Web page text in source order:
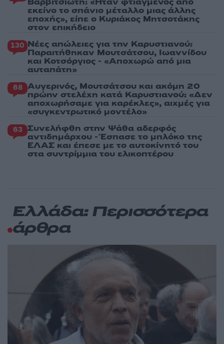
εκείνο το σπάνιο μέταλλο μιας άλλης
εποχής», είπε ο Κυριάκος Μητσοτάκης
στον επικήδειο
130 Νέες απώλειες για την Καρυστιανού:
Παραιτήθηκαν Μουτσάτσου, Ιωαννίδου
και Κοτσόργιος - «Αποχωρώ από μια
αυταπάτη»
68 Αυγερινός, Μουτσάτσου και ακόμη 20
πρώην στελέχη κατά Καρυστιανού: «Δεν
αποχωρήσαμε για καρέκλες», αιχμές για
«συγκεντρωτικό μοντέλο»
63 Συνελήφθη στην Ψάθα αδερφός
αντιδημάρχου - Έσπασε το μπλόκο της
ΕΛΑΣ και έπεσε με το αυτοκίνητό του
στα συντρίμμια του ελικοπτέρου
Ελλάδα: Περισσότερα
άρθρα